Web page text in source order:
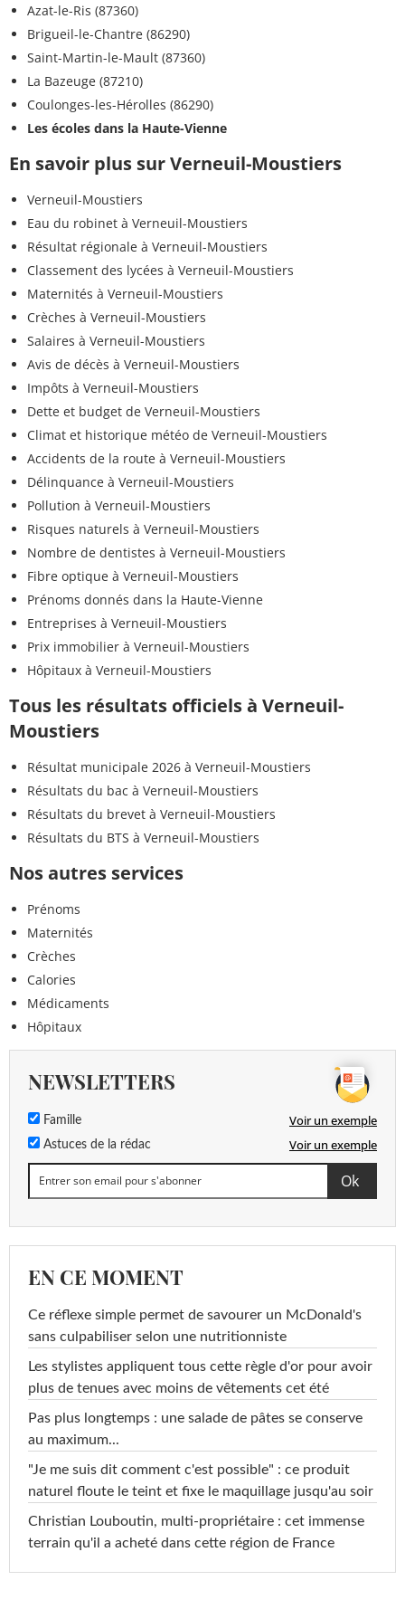
Azat-le-Ris (87360)
Brigueil-le-Chantre (86290)
Saint-Martin-le-Mault (87360)
La Bazeuge (87210)
Coulonges-les-Hérolles (86290)
Les écoles dans la Haute-Vienne
En savoir plus sur Verneuil-Moustiers
Verneuil-Moustiers
Eau du robinet à Verneuil-Moustiers
Résultat régionale à Verneuil-Moustiers
Classement des lycées à Verneuil-Moustiers
Maternités à Verneuil-Moustiers
Crèches à Verneuil-Moustiers
Salaires à Verneuil-Moustiers
Avis de décès à Verneuil-Moustiers
Impôts à Verneuil-Moustiers
Dette et budget de Verneuil-Moustiers
Climat et historique météo de Verneuil-Moustiers
Accidents de la route à Verneuil-Moustiers
Délinquance à Verneuil-Moustiers
Pollution à Verneuil-Moustiers
Risques naturels à Verneuil-Moustiers
Nombre de dentistes à Verneuil-Moustiers
Fibre optique à Verneuil-Moustiers
Prénoms donnés dans la Haute-Vienne
Entreprises à Verneuil-Moustiers
Prix immobilier à Verneuil-Moustiers
Hôpitaux à Verneuil-Moustiers
Tous les résultats officiels à Verneuil-
Moustiers
Résultat municipale 2026 à Verneuil-Moustiers
Résultats du bac à Verneuil-Moustiers
Résultats du brevet à Verneuil-Moustiers
Résultats du BTS à Verneuil-Moustiers
Nos autres services
Prénoms
Maternités
Crèches
Calories
Médicaments
Hôpitaux
NEWSLETTERS
Famille Voir un exemple
Astuces de la rédac Voir un exemple
EN CE MOMENT
Ce réflexe simple permet de savourer un McDonald's
sans culpabiliser selon une nutritionniste
Les stylistes appliquent tous cette règle d'or pour avoir
plus de tenues avec moins de vêtements cet été
Pas plus longtemps : une salade de pâtes se conserve
au maximum...
"Je me suis dit comment c'est possible" : ce produit
naturel floute le teint et fixe le maquillage jusqu'au soir
Christian Louboutin, multi-propriétaire : cet immense
terrain qu'il a acheté dans cette région de France